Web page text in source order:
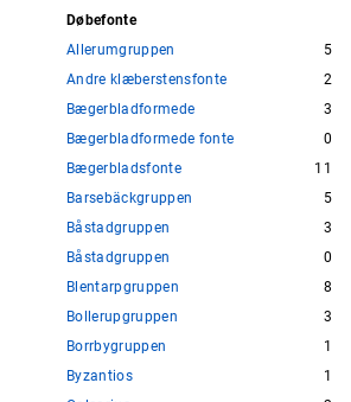
Døbefonte
Allerumgruppen
5
Andre klæberstensfonte
2
Bægerbladformede
3
Bægerbladformede fonte
0
Bægerbladsfonte
11
Barsebäckgruppen
5
Båstadgruppen
3
Båstadgruppen
0
Blentarpgruppen
8
Bollerupgruppen
3
Borrbygruppen
1
Byzantios
1